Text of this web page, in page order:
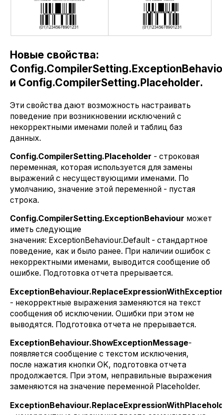
Новые свойства:
и Config.CompilerSetting.Placeholder.
Эти свойства дают возможность настраивать
поведение при возникновении исключений с
некорректными именами полей и таблиц баз
данных.
Config.CompilerSetting.Placeholder - строковая
переменная, которая используется для замены
выражений с несуществующими именами. По
умолчанию, значение этой переменной - пустая
строка.
Config.CompilerSetting.ExceptionBehaviour может
иметь следующие
значения: ExceptionBehaviour.Default - стандартное
поведение, как и было ранее. При наличии ошибок с
некорректными именами, выводится сообщение об
ошибке. Подготовка отчета прерывается.
- некорректные выражения заменяются на текст
сообщения об исключении. Ошибки при этом не
выводятся. Подготовка отчета не прерывается.
ExceptionBehaviour.ShowExceptionMessage-
появляется сообщение с текстом исключения,
после нажатия кнопки OK, подготовка отчета
продолжается. При этом, неправильные выражения
заменяются на значение переменной Placeholder.